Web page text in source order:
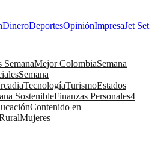
DineroDeportesOpiniónImpresaJet Set
SemanaMejor ColombiaSemana
Semana
TecnologíaTurismoEstados
SostenibleFinanzas Personales4
Contenido en
Mujeres